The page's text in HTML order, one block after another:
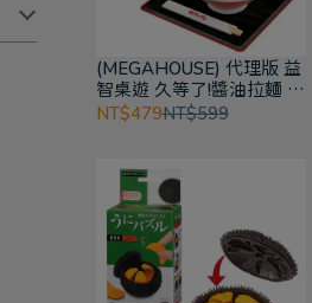
(MEGAHOUSE) 代理版 益
智桌遊 久等了!醬油拉麵 趣
味拼圖
NT$479NT$599